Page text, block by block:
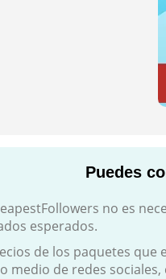
Puedes
no es
esperados.
de los paquetes que
medio de redes